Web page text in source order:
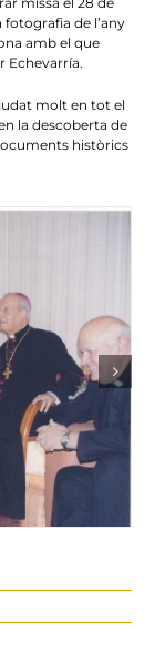
de l’any
amb el que
Echevarría.
molt en tot el
la descoberta de
històrics